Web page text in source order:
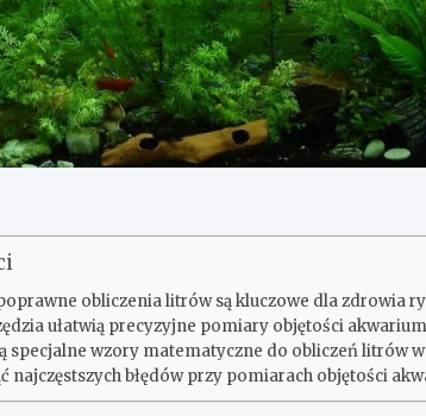
obliczenia litrów są kluczowe dla zdrowia
ułatwią precyzyjne pomiary objętości
specjalne wzory matematyczne do obliczeń litrów
najczęstszych błędów przy pomiarach objętości